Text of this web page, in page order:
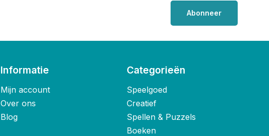
Abonneer
Informatie
Mijn account
Over ons
Blog
Categorieën
Speelgoed
Creatief
Spellen & Puzzels
Boeken